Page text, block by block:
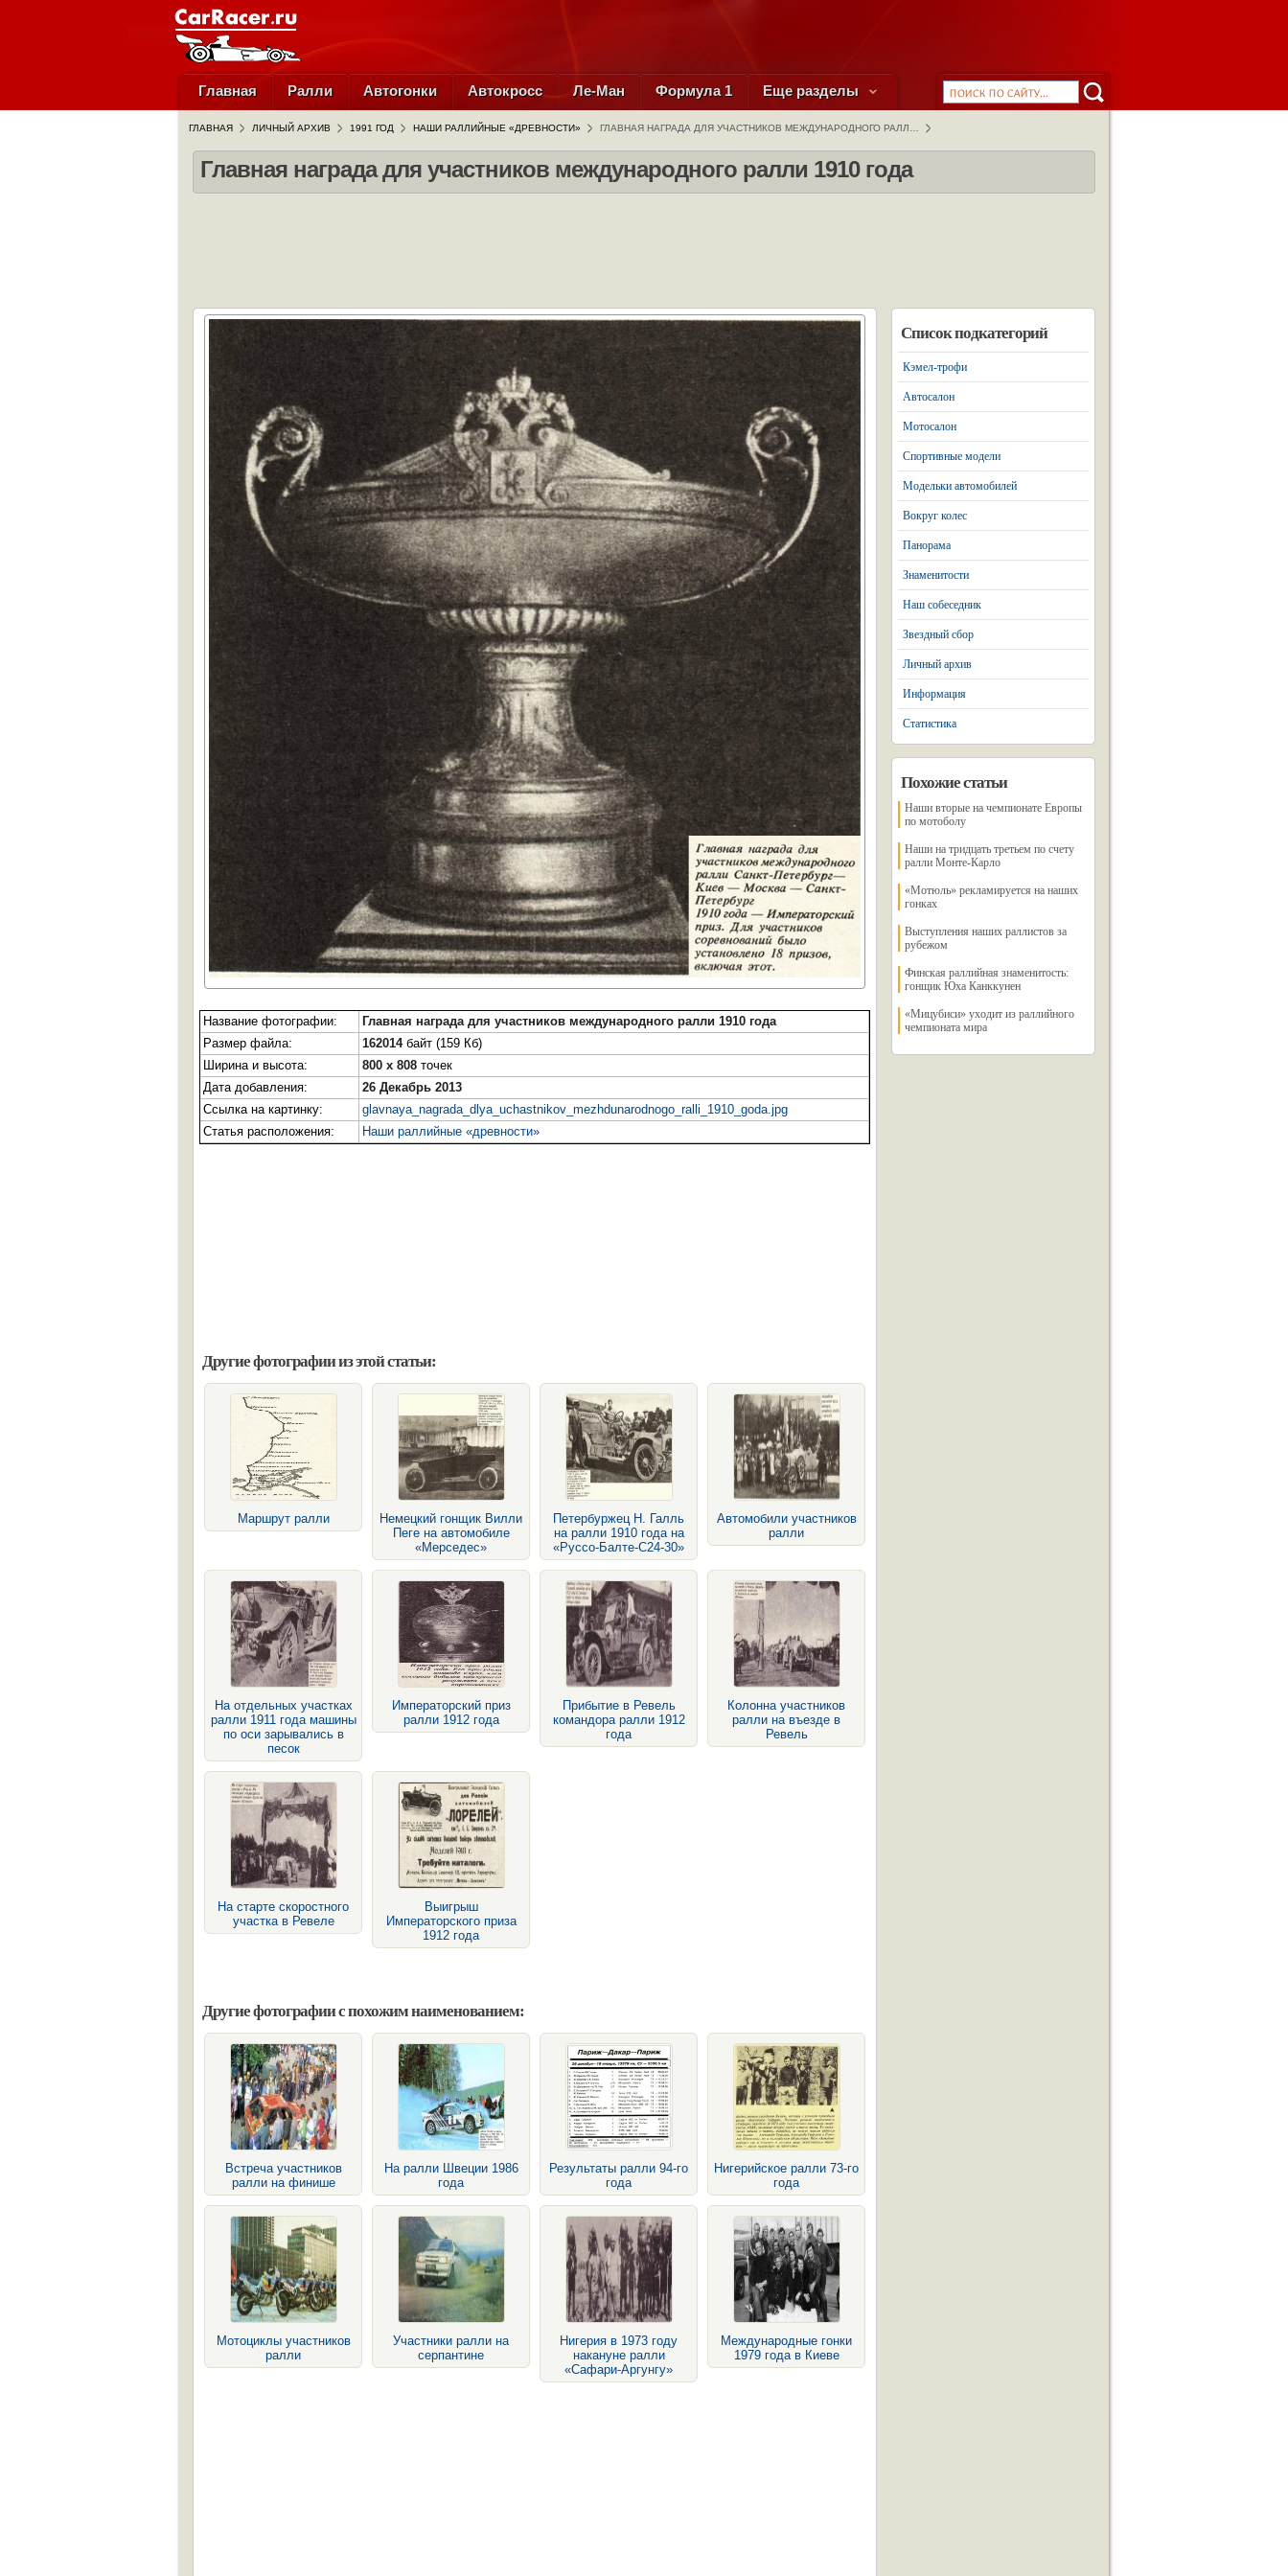
Главная Ралли Автогонки Автокросс Ле-Ман Формула 1 Еще разделы
ГЛАВНАЯ ЛИЧНЫЙ АРХИВ 1991 ГОД НАШИ РАЛЛИЙНЫЕ «ДРЕВНОСТИ» ГЛАВНАЯ НАГРАДА ДЛЯ УЧАСТНИКОВ МЕЖДУНАРОДНОГО РАЛЛ…
Главная награда для участников международного ралли 1910 года
Название фотографии:
Главная награда для участников международного ралли 1910 года
Размер файла:
162014байт (159 Кб)
Ширина и высота:
800 x 808 точек
Дата добавления:
26 Декабрь 2013
Ссылка на картинку:
glavnaya_nagrada_dlya_uchastnikov_mezhdunarodnogo_ralli_1910_goda.jpg
Статья расположения:
Наши раллийные «древности»
Другие фотографии из этой статьи:
Маршрут ралли
Немецкий гонщик Вилли
Пеге на автомобиле
«Мерседес»
Петербуржец Н. Галль
на ралли 1910 года на
«Руссо-Балте-С24-30»
Автомобили участников
ралли
На отдельных участках
ралли 1911 года машины
по оси зарывались в
песок
Императорский приз
ралли 1912 года
Прибытие в Ревель
командора ралли 1912
года
Колонна участников
ралли на въезде в
Ревель
На старте скоростного
участка в Ревеле
Выигрыш
Императорского приза
1912 года
Другие фотографии с похожим наименованием:
Встреча участников
ралли на финише
На ралли Швеции 1986
года
Результаты ралли 94-го
года
Нигерийское ралли 73-го
года
Мотоциклы участников
ралли
Участники ралли на
серпантине
Нигерия в 1973 году
накануне ралли
«Сафари-Аргунгу»
Международные гонки
1979 года в Киеве
Список подкатегорий
Кэмел-трофи
Автосалон
Мотосалон
Спортивные модели
Модельки автомобилей
Вокруг колес
Панорама
Знаменитости
Наш собеседник
Звездный сбор
Личный архив
Информация
Статистика
Похожие статьи
Наши вторые на чемпионате Европы
по мотоболу
Наши на тридцать третьем по счету
ралли Монте-Карло
«Мотюль» рекламируется на наших
гонках
Выступления наших раллистов за
рубежом
Финская раллийная знаменитость:
гонщик Юха Канккунен
«Мицубиси» уходит из раллийного
чемпионата мира